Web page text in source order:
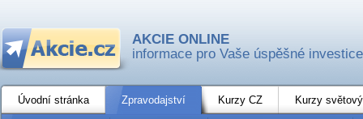
AKCIE ONLINE
informace pro Vaše úspěšné investice
Úvodní stránka Zpravodajství Kurzy CZ Kurzy